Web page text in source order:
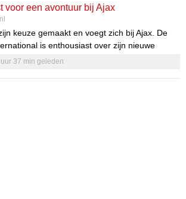
voor een avontuur bij Ajax
keuze gemaakt en voegt zich bij Ajax. De
is enthousiast over zijn nieuwe
Deze transfer is niet alleen een stap in zijn
kans om zijn vaardigheden verder te
uur 37 min geleden